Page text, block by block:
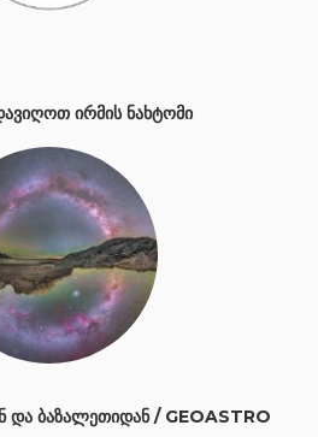
ᲘᲠᲛᲘᲡ ᲜᲐᲮᲢᲝᲛᲘ
ᲓᲐ ᲑᲐᲖᲐᲚᲔᲗᲘᲓᲐᲜ / GEOASTRO